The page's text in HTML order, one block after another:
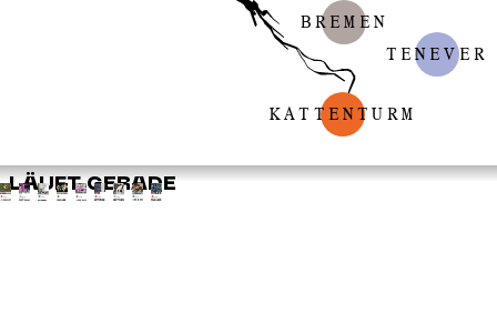
BREMEN
KATTENTURM
TENEVER
LÄUFT GERADE